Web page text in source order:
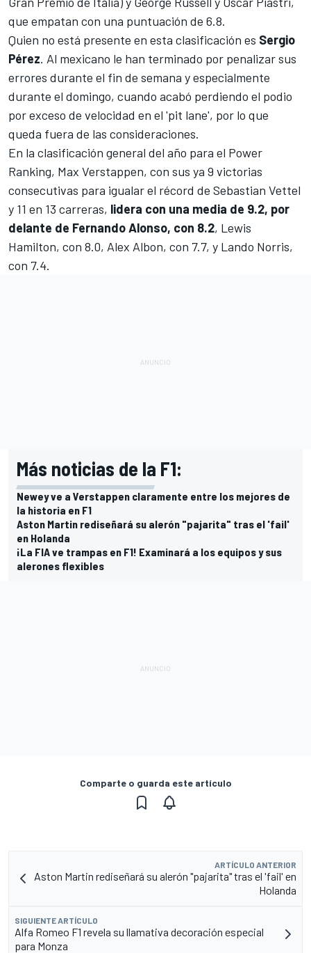
que empatan con una puntuación de 6.8.
Quien no está presente en esta clasificación es Sergio
Pérez. Al mexicano le han terminado por penalizar sus
errores durante el fin de semana y especialmente
durante el domingo, cuando acabó perdiendo el podio
por exceso de velocidad en el 'pit lane', por lo que
queda fuera de las consideraciones.
En la clasificación general del año para el Power
Ranking, Max Verstappen, con sus ya 9 victorias
consecutivas para igualar el récord de Sebastian Vettel
y 11 en 13 carreras, lidera con una media de 9.2, por
delante de Fernando Alonso, con 8.2, Lewis
Hamilton, con 8.0, Alex Albon, con 7.7, y Lando Norris,
con 7.4.
Más noticias de la F1:
Newey ve a Verstappen claramente entre los mejores de
la historia en F1
Aston Martin rediseñará su alerón "pajarita" tras el 'fail'
en Holanda
¡La FIA ve trampas en F1! Examinará a los equipos y sus
alerones flexibles
Comparte o guarda este artículo
ARTÍCULO ANTERIOR
Aston Martin rediseñará su alerón "pajarita" tras el 'fail' en
Holanda
SIGUIENTE ARTÍCULO
Alfa Romeo F1 revela su llamativa decoración especial
para Monza